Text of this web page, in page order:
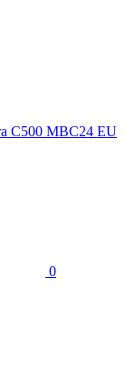
С500 MBC24 EU
0